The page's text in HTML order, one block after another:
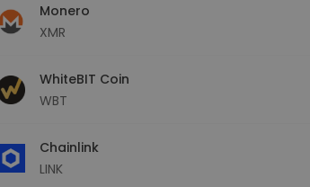
Monero
XMR
WhiteBIT Coin
WBT
Chainlink
LINK